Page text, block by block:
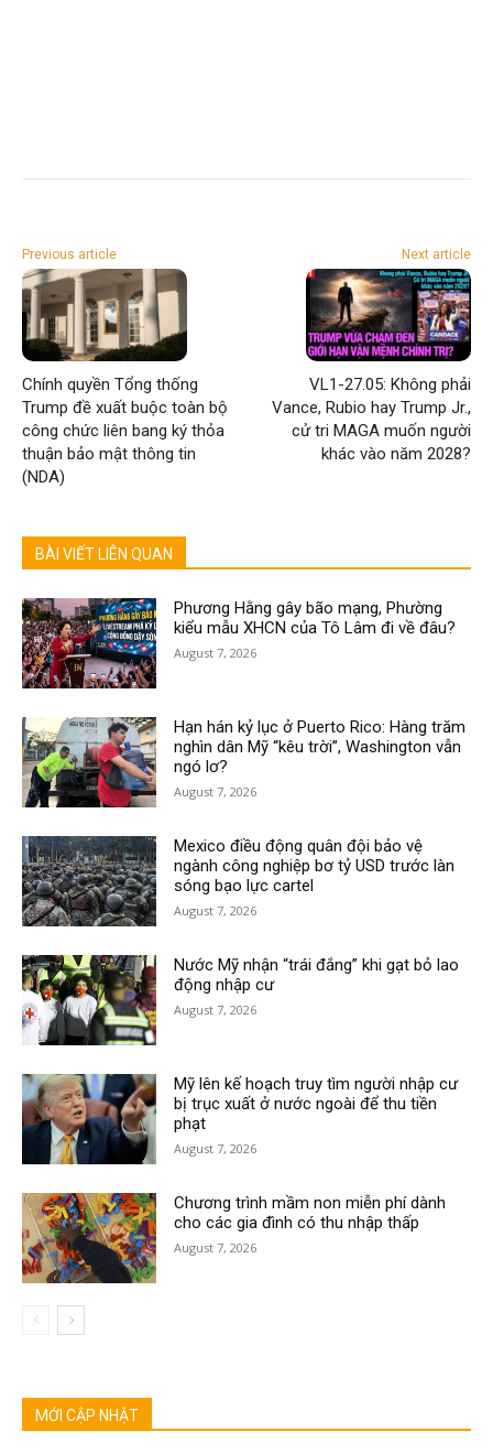
Previous article
Chính quyền Tổng thống
Trump đề xuất buộc toàn bộ
công chức liên bang ký thỏa
thuận bảo mật thông tin
(NDA)
Next article
VL1-27.05: Không phải
Vance, Rubio hay Trump Jr.,
cử tri MAGA muốn người
khác vào năm 2028?
BÀI VIẾT LIÊN QUAN
Phương Hằng gây bão mạng, Phường
kiểu mẫu XHCN của Tô Lâm đi về đâu?
August 7, 2026
Hạn hán kỷ lục ở Puerto Rico: Hàng trăm
nghìn dân Mỹ “kêu trời”, Washington vẫn
ngó lơ?
August 7, 2026
Mexico điều động quân đội bảo vệ
ngành công nghiệp bơ tỷ USD trước làn
sóng bạo lực cartel
August 7, 2026
Nước Mỹ nhận “trái đắng” khi gạt bỏ lao
động nhập cư
August 7, 2026
Mỹ lên kế hoạch truy tìm người nhập cư
bị trục xuất ở nước ngoài để thu tiền
phạt
August 7, 2026
Chương trình mầm non miễn phí dành
cho các gia đình có thu nhập thấp
August 7, 2026
MỚI CẬP NHẬT